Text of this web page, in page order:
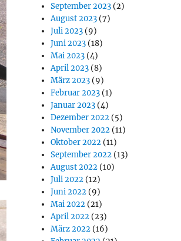
September 2023 (2)
August 2023 (7)
Juli 2023 (9)
Juni 2023 (18)
Mai 2023 (4)
April 2023 (8)
März 2023 (9)
Februar 2023 (1)
Januar 2023 (4)
Dezember 2022 (5)
November 2022 (11)
Oktober 2022 (11)
September 2022 (13)
August 2022 (10)
Juli 2022 (12)
Juni 2022 (9)
Mai 2022 (21)
April 2022 (23)
März 2022 (16)